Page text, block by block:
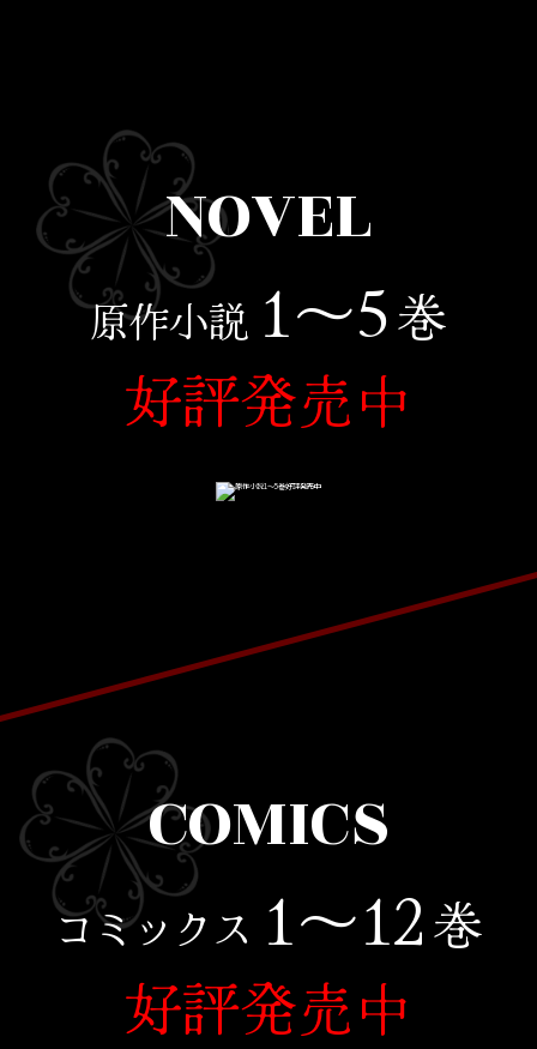
NOVEL
原作小説 1〜5巻
好評発売中
COMICS
コミックス 1〜12巻
好評発売中